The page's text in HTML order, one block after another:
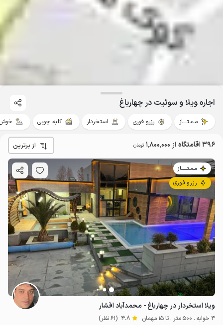
اجاره ویلا و سوئیت در چهارباغ
مـمـتــــاز رزرو فوری استخردار کلبه چوبی خوش
396 اقامتگاه از 1٬800٬000 تومان از برترین
مـمـتــــــاز
رزرو فوری
ویلا استخردار در چهارباغ - محمدآباد افشار
3 خوابه . 500 متر . تا 15 مهمان 4.8 (61 نظر)